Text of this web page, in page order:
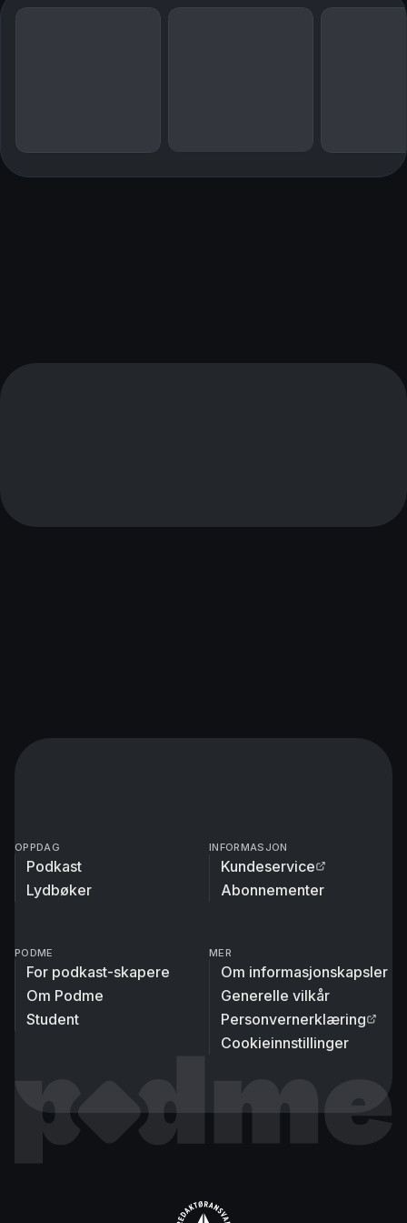
OPPDAG
Podkast
Lydbøker
INFORMASJON
Kundeservice
Abonnementer
PODME
For podkast-skapere
Om Podme
Student
MER
Om informasjonskapsler
Generelle vilkår
Personvernerklæring
Cookieinnstillinger